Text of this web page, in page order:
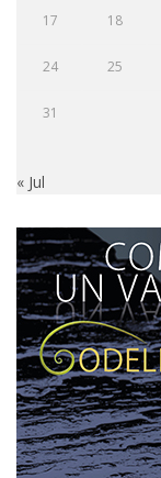
17 18
24 25
31
« Jul